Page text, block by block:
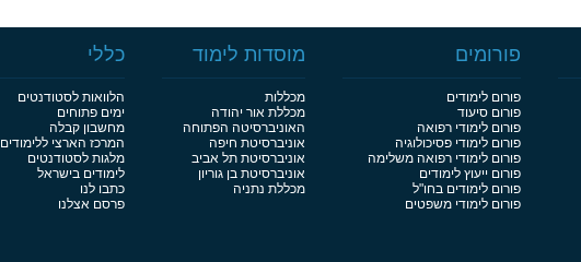
פורומים
פורום לימודים
פורום סיעוד
פורום לימודי רפואה
פורום לימודי פסיכולוגיה
פורום לימודי רפואה משלימה
פורום ייעוץ לימודים
פורום לימודים בחו"ל
פורום לימודי משפטים
מוסדות לימוד
מכללות
מכללת אור יהודה
האוניברסיטה הפתוחה
אוניברסיטת חיפה
אוניברסיטת תל אביב
אוניברסיטת בן גוריון
מכללת נתניה
כללי
הלוואות לסטודנטים
ימים פתוחים
מחשבון קבלה
המרכז הארצי ללימודים
מלגות לסטודנטים
לימודים בישראל
כתבו לנו
פרסם אצלנו